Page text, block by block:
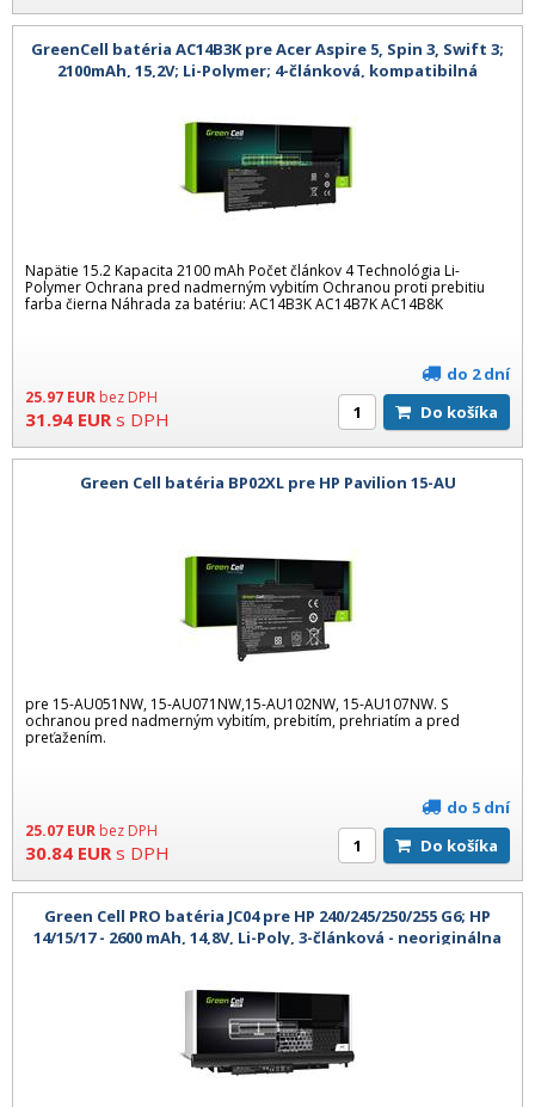
GreenCell batéria AC14B3K pre Acer Aspire 5, Spin 3, Swift 3;
2100mAh, 15,2V; Li-Polymer; 4-článková, kompatibilná
Napätie 15.2 Kapacita 2100 mAh Počet článkov 4 Technológia Li-
Polymer Ochrana pred nadmerným vybitím Ochranou proti prebitiu
farba čierna Náhrada za batériu: AC14B3K AC14B7K AC14B8K
25.97 EUR bez DPH
31.94 EUR s DPH
do 2 dní
Do košíka
Green Cell batéria BP02XL pre HP Pavilion 15-AU
pre 15-AU051NW, 15-AU071NW,15-AU102NW, 15-AU107NW. S
ochranou pred nadmerným vybitím, prebitím, prehriatím a pred
preťažením.
25.07 EUR bez DPH
30.84 EUR s DPH
do 5 dní
Do košíka
Green Cell PRO batéria JC04 pre HP 240/245/250/255 G6; HP
14/15/17 - 2600 mAh, 14,8V, Li-Poly, 3-článková - neoriginálna